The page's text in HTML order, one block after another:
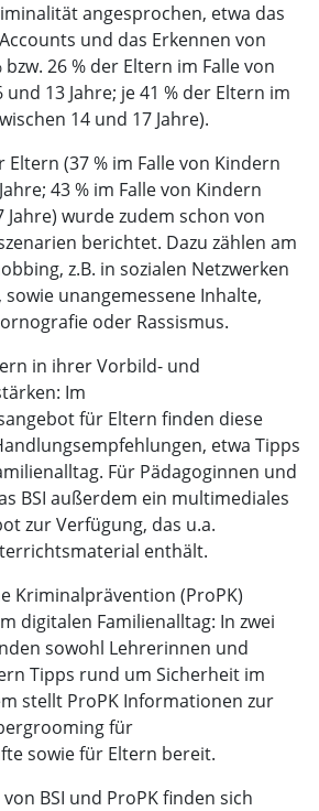
angesprochen, etwa das
und das Erkennen von
26 % der Eltern im Falle von
13 Jahre; je 41 % der Eltern im
14 und 17 Jahre).
(37 % im Falle von Kindern
43 % im Falle von Kindern
Jahre) wurde zudem schon von
berichtet. Dazu zählen am
z.B. in sozialen Netzwerken
unangemessene Inhalte,
oder Rassismus.
in ihrer Vorbild- und
Im
für Eltern finden diese
etwa Tipps
Für Pädagoginnen und
BSI außerdem ein multimediales
zur Verfügung, das u.a.
enthält.
Kriminalprävention (ProPK)
digitalen Familienalltag: In zwei
sowohl Lehrerinnen und
Tipps rund um Sicherheit im
stellt ProPK Informationen zur
für
sowie für Eltern bereit.
BSI und ProPK finden sich